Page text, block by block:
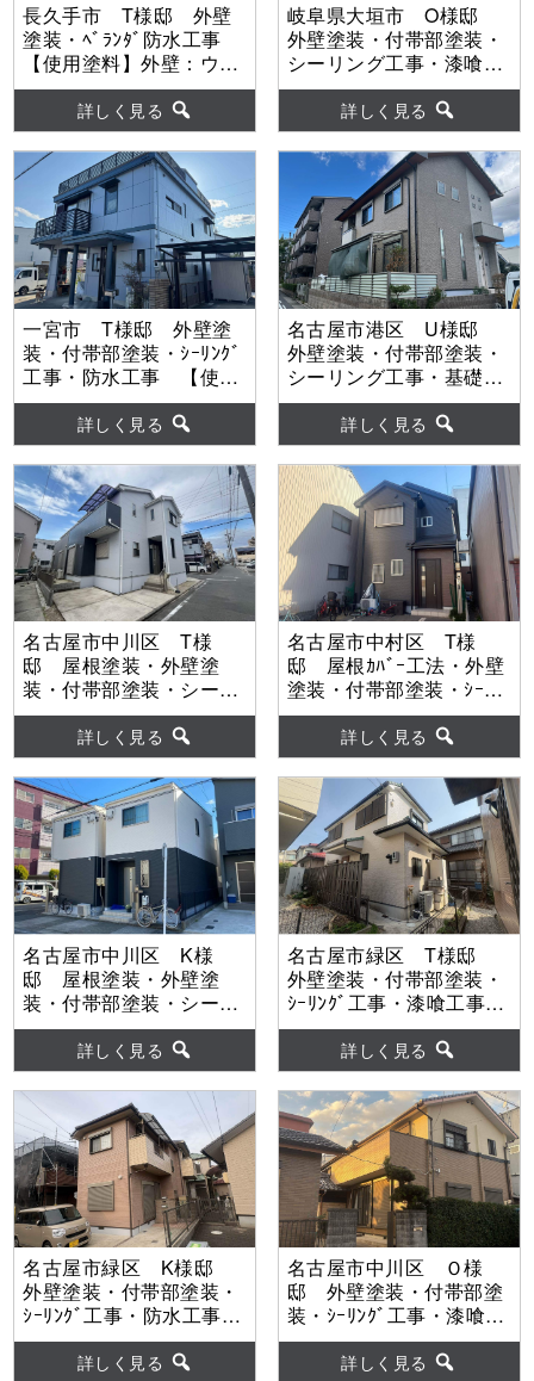
長久手市 T様邸 外壁
塗装・ﾍﾞﾗﾝﾀﾞ防水工事
【使用塗料】外壁：ウル
トラSi
詳しく見る
岐阜県大垣市 O様邸
外壁塗装・付帯部塗装・
シーリング工事・漆喰工
事 【使用塗料】外壁：
ウルトラSi詳しく見る
一宮市 T様邸 外壁塗
装・付帯部塗装・ｼｰﾘﾝｸﾞ
工事・防水工事 【使用
塗料】外壁：グランデ有
機HRC詳しく見る
名古屋市港区 U様邸
外壁塗装・付帯部塗装・
シーリング工事・基礎巾
木塗装・ベランダ防水工
事 【使用塗料】外壁：
WBアート
詳しく見る
名古屋市中川区 T様
邸 屋根塗装・外壁塗
装・付帯部塗装・シーリ
ング工事・ベランダ防水
工事 【使用塗料】屋
根：水性ヤネフレッシュ
Si 外壁：ウルトラSi
詳しく見る
名古屋市中村区 T様
邸 屋根ｶﾊﾞｰ工法・外壁
塗装・付帯部塗装・ｼｰﾘﾝ
ｸﾞ工事・防水工事 【使
用塗料】外壁：超低汚染
ﾘﾌｧｲﾝ弾性1000MS-IR
詳しく見る
名古屋市中川区 K様
邸 屋根塗装・外壁塗
装・付帯部塗装・シーリ
ング工事・防水工事
【使用塗料】外壁：
MUGAseven
詳しく見る
名古屋市緑区 T様邸
外壁塗装・付帯部塗装・
ｼｰﾘﾝｸﾞ工事・漆喰工事
【使用塗料】外壁：ウル
トラMUKI詳しく見る
名古屋市緑区 K様邸
外壁塗装・付帯部塗装・
ｼｰﾘﾝｸﾞ工事・防水工事・
漆喰工事 【使用塗料】
外壁：超低汚染ﾘﾌｧｲﾝ弾
詳しく見る
名古屋市中川区 Ｏ様
邸 外壁塗装・付帯部塗
装・ｼｰﾘﾝｸﾞ工事・漆喰工
事 【使用塗料】外壁：
ウルトラSi詳しく見る